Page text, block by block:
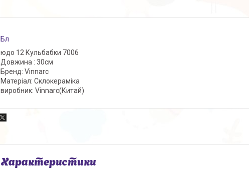
Бл
юдо 12 Кульбабки 7006
Довжина : 30см
Бренд: Vinnarc
Матеріал: Склокераміка
виробник: Vinnarc(Китай)
Характеристики